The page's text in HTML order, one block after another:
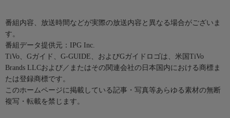
番組内容、放送時間などが実際の放送内容と異なる場合がございま
す。
番組データ提供元：IPG Inc.
TiVo、Gガイド、G-GUIDE、およびGガイドロゴは、米国TiVo
Brands LLCおよび／またはその関連会社の日本国内における商標ま
たは登録商標です。
このホームページに掲載している記事・写真等あらゆる素材の無断
複写・転載を禁じます。